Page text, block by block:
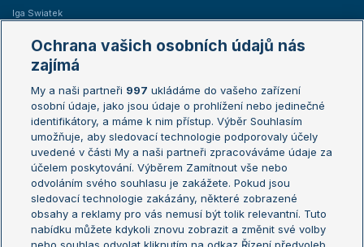
Iga Swiatek
Žebříčky
Žebříček ATP (muži)
Žebříček WTA (ženy)
Sázkařský žebříček
Australian Open
French Open
Wimbledon
US Open
Turnaj mistrů
Turnaj mistryň
Aktualní trendy
Ochrana vašich osobních údajů nás
zajímá
My a naši partneři 997 ukládáme do vašeho zařízení
osobní údaje, jako jsou údaje o prohlížení nebo jedinečné
identifikátory, a máme k nim přístup. Výběr Souhlasím
umožňuje, aby sledovací technologie podporovaly účely
uvedené v části My a naši partneři zpracováváme údaje za
účelem poskytování. Výběrem Zamítnout vše nebo
odvoláním svého souhlasu je zakážete. Pokud jsou
sledovací technologie zakázány, některé zobrazené
obsahy a reklamy pro vás nemusí být tolik relevantní. Tuto
nabídku můžete kdykoli znovu zobrazit a změnit své volby